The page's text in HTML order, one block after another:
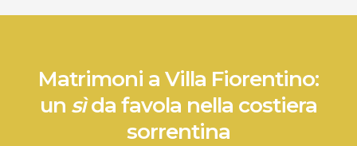
Matrimoni a Villa Fiorentino:
un sìda favola nella costiera
sorrentina